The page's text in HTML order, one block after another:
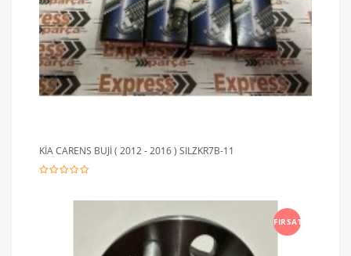
KİA CARENS BUJİ ( 2012 - 2016 ) SILZKR7B-11
FIRSAT